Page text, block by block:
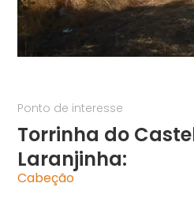
Ponto de interesse
Torrinha do
Laranjinha:
Cabeção